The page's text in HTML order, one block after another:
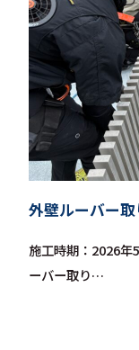
外壁ルーバー
施工時期：2026年
ーバー取り…